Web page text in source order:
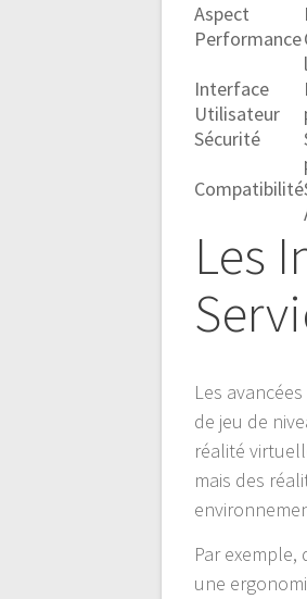
Aspect
Performance
Interface
Utilisateur
Sécurité
Compatibilité
Les
Les
de jeu de
réalité
mais des
Par
une